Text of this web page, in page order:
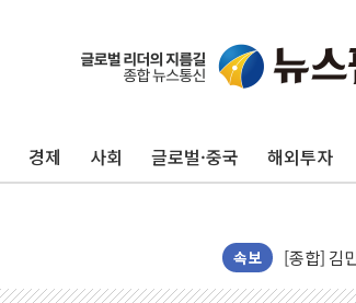
경제 사회 글로벌·중국 해외투자
속보
포항시 재
울진·영
인천 합동
김민석, 2